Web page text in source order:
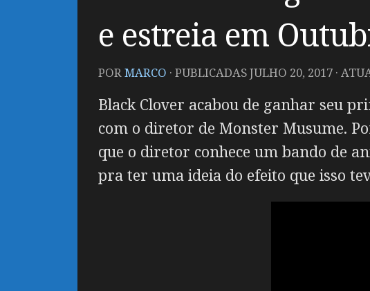
e estreia em
PORMARCO · PUBLICADASJULHO 20, 2017 ·
Black Clover acabou de ganhar seu
com o diretor de Monster Musume.
que o diretor conhece um bando de
pra ter uma ideia do efeito que isso